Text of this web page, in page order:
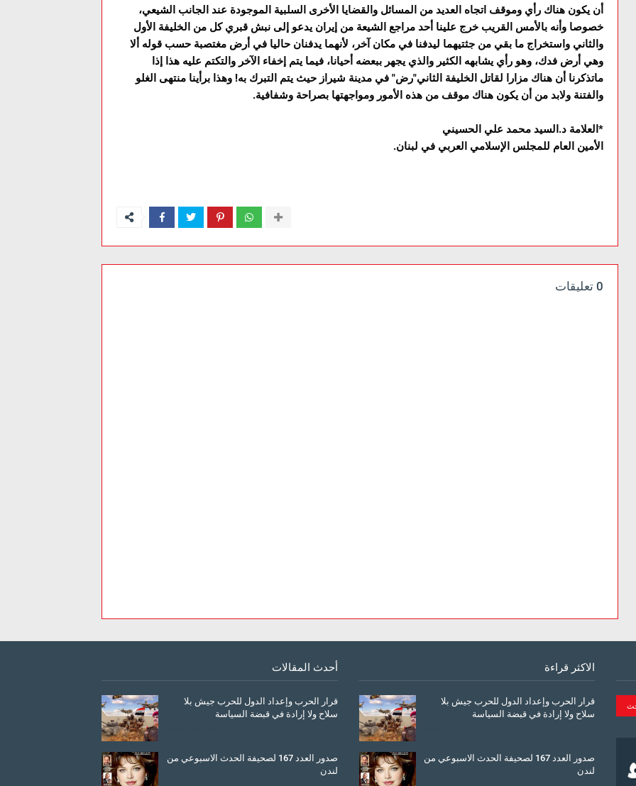
أن يکون هناك رأي وموقف اتجاه العديد من المسائل والقضايا الأخرى السلبية الموجودة عند الجانب الشيعي،
خصوصا وأنه بالأمس القريب خرج علينا أحد مراجع الشيعة من إيران يدعو إلى نبش قبري كل من الخليفة الأول
والثاني واستخراج ما بقي من جثتيهما ليدفنا في مكان آخر، لأنهما يدفنان حاليا في أرض مغتصبة حسب قوله ألا
وهي أرض فدك، وهو رأي يشابهه الكثير والذي يجهر ببعضه أحيانا، فيما يتم إخفاء الآخر والتکتم عليه هذا إذا
ماتذکرنا أن هناك مزارا لقاتل الخليفة الثاني"رض" في مدينة شيراز حيث يتم التبرك به! وهذا برأينا منتهى الغلو
والفتنة ولابد من أن يکون هناك موقف من هذه الأمور ومواجهتها بصراحة وشفافية.
*العلامة د.السيد محمد علي الحسيني
الأمين العام للمجلس الإسلامي العربي في لبنان.
0 تعليقات
الاكثر قراءة
قرار الحرب وإعداد الدول للحرب جيش بلا
سلاح ولا إرادة في قبضة السياسة
صدور العدد 167 لصحيفة الحدث الاسبوعي من
لندن
أحدث المقالات
قرار الحرب وإعداد الدول للحرب جيش بلا
سلاح ولا إرادة في قبضة السياسة
صدور العدد 167 لصحيفة الحدث الاسبوعي من
لندن